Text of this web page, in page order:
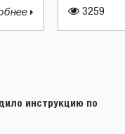
3259
инструкцию по